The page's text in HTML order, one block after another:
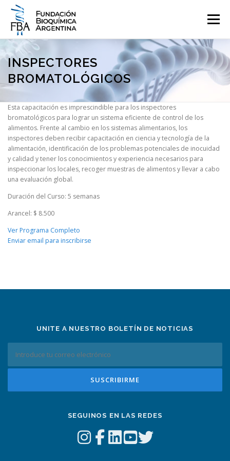
Saltar
contenido
Menú
QUIENES SOMOS PROGRAMAS EVENTOS COMUNICACIÓN
INSPECTORES
BROMATOLÓGICOS
Esta capacitación es imprescindible para los inspectores
bromatológicos para lograr un sistema eficiente de control de los
alimentos. Frente al cambio en los sistemas alimentarios, los
inspectores deben recibir capacitación en ciencia y tecnología de la
alimentación, identificación de los problemas potenciales de inocuidad
y calidad y tener los conocimientos y experiencia necesarios para
inspeccionar los locales, recoger muestras de alimentos y llevar a cabo
una evaluación global.
Duración del Curso: 5 semanas
Arancel: $ 8.500
Ver Programa Completo
Enviar email para inscribirse
UNITE A NUESTRO BOLETÍN DE NOTICIAS
SEGUINOS EN LAS REDES